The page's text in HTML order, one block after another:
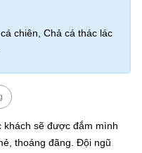
chiên, Chả cá thác lác
sẽ được đắm mình
thoáng đãng. Đội ngũ